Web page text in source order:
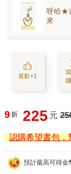
呀哈★
來
喜歡+1
9 折 225 元
認購希望書包，
預計最高可得金